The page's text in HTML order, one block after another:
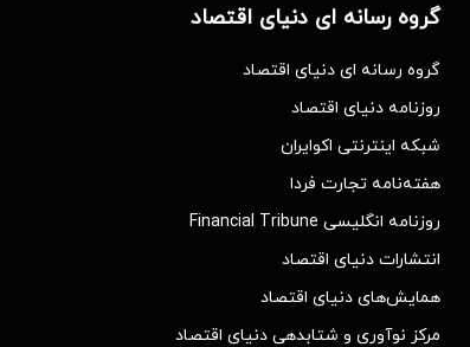
گروه رسانه ای دنیای اقتصاد
گروه رسانه ای دنیای اقتصاد
روزنامه دنیای اقتصاد
شبکه اینترنتی اکوایران
هفته‌نامه تجارت فردا
روزنامه انگلیسی Financial Tribune
انتشارات دنیای اقتصاد
همایش‌های دنیای اقتصاد
مرکز نوآوری و شتابدهی دنیای اقتصاد